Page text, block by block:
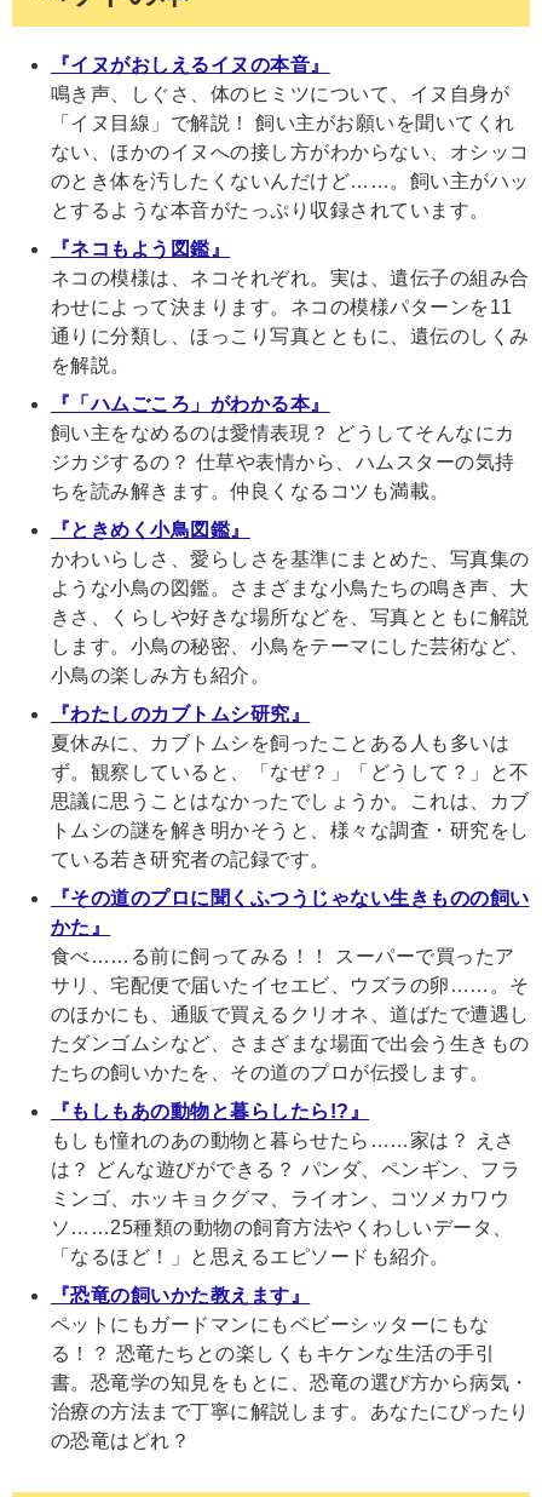
『イヌがおしえるイヌの本音』
鳴き声、しぐさ、体のヒミツについて、イヌ自身が
「イヌ目線」で解説！ 飼い主がお願いを聞いてくれ
ない、ほかのイヌへの接し方がわからない、オシッコ
のとき体を汚したくないんだけど……。飼い主がハッ
とするような本音がたっぷり収録されています。
『ネコもよう図鑑』
ネコの模様は、ネコそれぞれ。実は、遺伝子の組み合
わせによって決まります。ネコの模様パターンを11
通りに分類し、ほっこり写真とともに、遺伝のしくみ
を解説。
『「ハムごころ」がわかる本』
飼い主をなめるのは愛情表現？ どうしてそんなにカ
ジカジするの？ 仕草や表情から、ハムスターの気持
ちを読み解きます。仲良くなるコツも満載。
『ときめく小鳥図鑑』
かわいらしさ、愛らしさを基準にまとめた、写真集の
ような小鳥の図鑑。さまざまな小鳥たちの鳴き声、大
きさ、くらしや好きな場所などを、写真とともに解説
します。小鳥の秘密、小鳥をテーマにした芸術など、
小鳥の楽しみ方も紹介。
『わたしのカブトムシ研究』
夏休みに、カブトムシを飼ったことある人も多いは
ず。観察していると、「なぜ？」「どうして？」と不
思議に思うことはなかったでしょうか。これは、カブ
トムシの謎を解き明かそうと、様々な調査・研究をし
ている若き研究者の記録です。
『その道のプロに聞くふつうじゃない生きものの飼い
かた』
食べ……る前に飼ってみる！！ スーパーで買ったア
サリ、宅配便で届いたイセエビ、ウズラの卵……。そ
のほかにも、通販で買えるクリオネ、道ばたで遭遇し
たダンゴムシなど、さまざまな場面で出会う生きもの
たちの飼いかたを、その道のプロが伝授します。
『もしもあの動物と暮らしたら!?』
もしも憧れのあの動物と暮らせたら……家は？ えさ
は？ どんな遊びができる？ パンダ、ペンギン、フラ
ミンゴ、ホッキョクグマ、ライオン、コツメカワウ
ソ……25種類の動物の飼育方法やくわしいデータ、
「なるほど！」と思えるエピソードも紹介。
『恐竜の飼いかた教えます』
ペットにもガードマンにもベビーシッターにもな
る！？ 恐竜たちとの楽しくもキケンな生活の手引
書。恐竜学の知見をもとに、恐竜の選び方から病気・
治療の方法まで丁寧に解説します。あなたにぴったり
の恐竜はどれ？